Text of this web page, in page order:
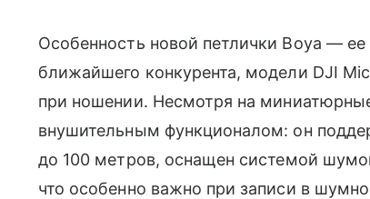
Особенность новой петлички Boya — ее
ближайшего конкурента, модели DJI
при ношении. Несмотря на
внушительным функционалом: он
до 100 метров, оснащен системой
что особенно важно при записи в